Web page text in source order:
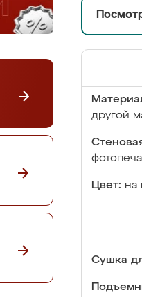
другой
Цвет: на
Сушка